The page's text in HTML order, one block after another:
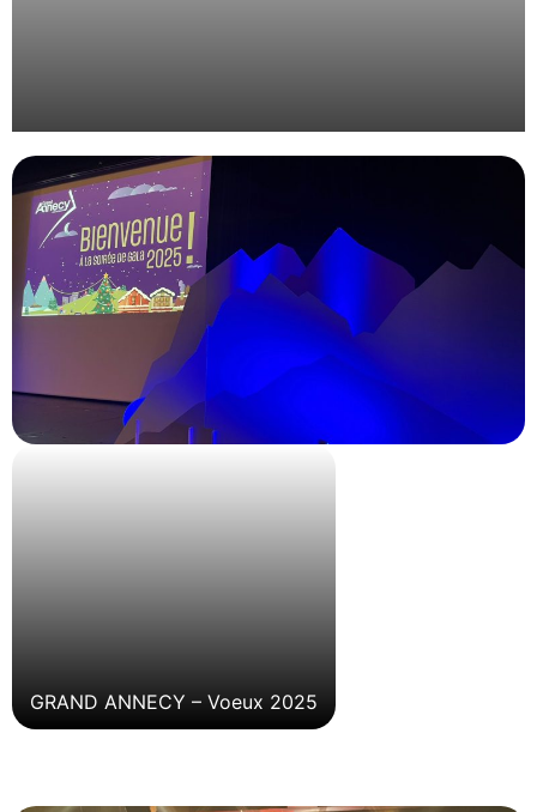
Organisation de l’évènement des étudiants de
l’EdILB à Montpellier
GRAND ANNECY – Voeux 2025